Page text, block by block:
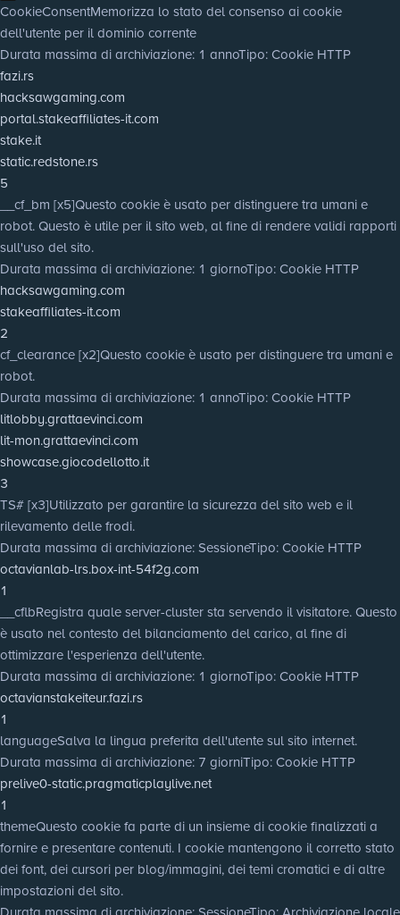
CookieConsentMemorizza lo stato del consenso ai cookie
dell'utente per il dominio corrente
Durata massima di archiviazione: 1 annoTipo: Cookie HTTP
fazi.rs
hacksawgaming.com
portal.stakeaffiliates-it.com
stake.it
static.redstone.rs
5
__cf_bm [x5]Questo cookie è usato per distinguere tra umani e
robot. Questo è utile per il sito web, al fine di rendere validi rapporti
sull'uso del sito.
Durata massima di archiviazione: 1 giornoTipo: Cookie HTTP
hacksawgaming.com
stakeaffiliates-it.com
2
cf_clearance [x2]Questo cookie è usato per distinguere tra umani e
robot.
Durata massima di archiviazione: 1 annoTipo: Cookie HTTP
litlobby.grattaevinci.com
lit-mon.grattaevinci.com
showcase.giocodellotto.it
3
TS# [x3]Utilizzato per garantire la sicurezza del sito web e il
rilevamento delle frodi.
Durata massima di archiviazione: SessioneTipo: Cookie HTTP
octavianlab-lrs.box-int-54f2g.com
1
__cflbRegistra quale server-cluster sta servendo il visitatore. Questo
è usato nel contesto del bilanciamento del carico, al fine di
ottimizzare l'esperienza dell'utente.
Durata massima di archiviazione: 1 giornoTipo: Cookie HTTP
octavianstakeiteur.fazi.rs
1
languageSalva la lingua preferita dell'utente sul sito internet.
Durata massima di archiviazione: 7 giorniTipo: Cookie HTTP
prelive0-static.pragmaticplaylive.net
1
themeQuesto cookie fa parte di un insieme di cookie finalizzati a
fornire e presentare contenuti. I cookie mantengono il corretto stato
dei font, dei cursori per blog/immagini, dei temi cromatici e di altre
impostazioni del sito.